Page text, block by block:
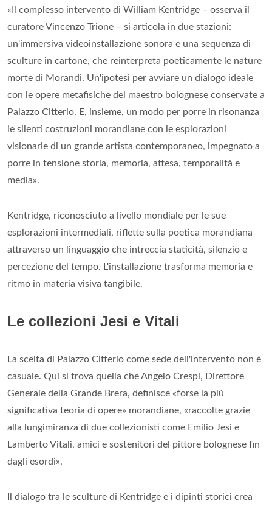
«Il complesso intervento di William Kentridge – osserva il
curatore Vincenzo Trione – si articola in due stazioni:
un'immersiva videoinstallazione sonora e una sequenza di
sculture in cartone, che reinterpreta poeticamente le nature
morte di Morandi. Un'ipotesi per avviare un dialogo ideale
con le opere metafisiche del maestro bolognese conservate a
Palazzo Citterio. E, insieme, un modo per porre in risonanza
le silenti costruzioni morandiane con le esplorazioni
visionarie di un grande artista contemporaneo, impegnato a
porre in tensione storia, memoria, attesa, temporalità e
media».
Kentridge, riconosciuto a livello mondiale per le sue
esplorazioni intermediali, riflette sulla poetica morandiana
attraverso un linguaggio che intreccia staticità, silenzio e
percezione del tempo. L'installazione trasforma memoria e
ritmo in materia visiva tangibile.
Le collezioni Jesi e Vitali
La scelta di Palazzo Citterio come sede dell'intervento non è
casuale. Qui si trova quella che Angelo Crespi, Direttore
Generale della Grande Brera, definisce «forse la più
significativa teoria di opere» morandiane, «raccolte grazie
alla lungimiranza di due collezionisti come Emilio Jesi e
Lamberto Vitali, amici e sostenitori del pittore bolognese fin
dagli esordi».
Il dialogo tra le sculture di Kentridge e i dipinti storici crea